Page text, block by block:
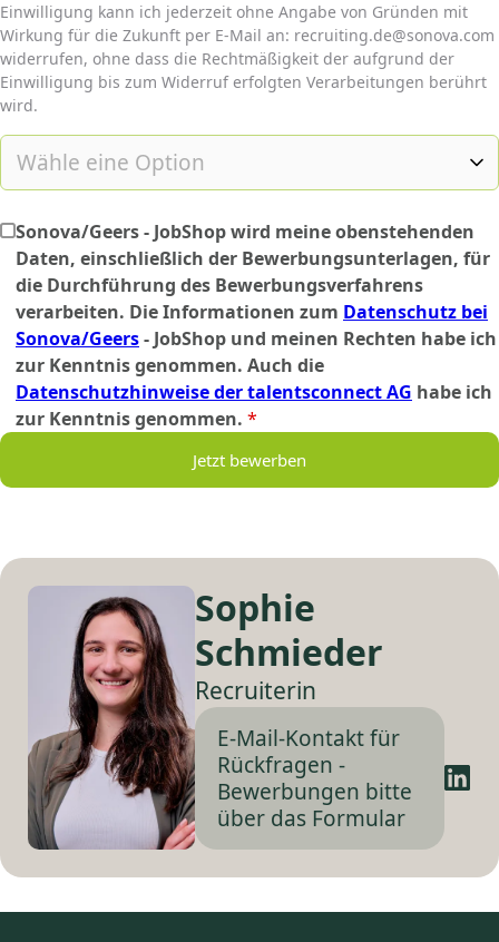
Einwilligung kann ich jederzeit ohne Angabe von Gründen mit
Wirkung für die Zukunft per E-Mail an: recruiting.de@sonova.com
widerrufen, ohne dass die Rechtmäßigkeit der aufgrund der
Einwilligung bis zum Widerruf erfolgten Verarbeitungen berührt
wird.
Sonova/Geers - JobShop wird meine obenstehenden
Daten, einschließlich der Bewerbungsunterlagen, für
die Durchführung des Bewerbungsverfahrens
verarbeiten. Die Informationen zum Datenschutz bei
Sonova/Geers- JobShop und meinen Rechten habe ich
zur Kenntnis genommen. Auch die
Datenschutzhinweise der talentsconnect AG habe ich
zur Kenntnis genommen. *
Jetzt bewerben
Sophie
Schmieder
Recruiterin
E-Mail-Kontakt für
Rückfragen -
Bewerbungen bitte
über das Formular